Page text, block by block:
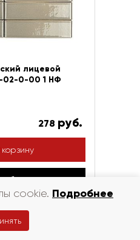
лицевой
02-0-00 1 НФ
278 руб.
корзину
в 1 клик
cookie. Подробнее